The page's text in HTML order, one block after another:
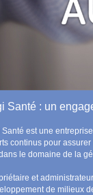
Santé : un
Santé est une
continus pour
le domaine de la
et
de milieux